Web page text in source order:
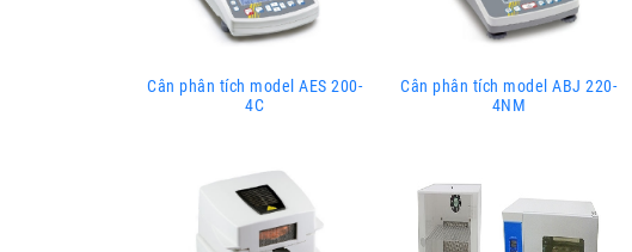
Cân phân tích model AES 200-
4C
Cân phân tích model ABJ 220-
4NM